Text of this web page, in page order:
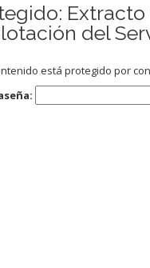
del
está protegido por